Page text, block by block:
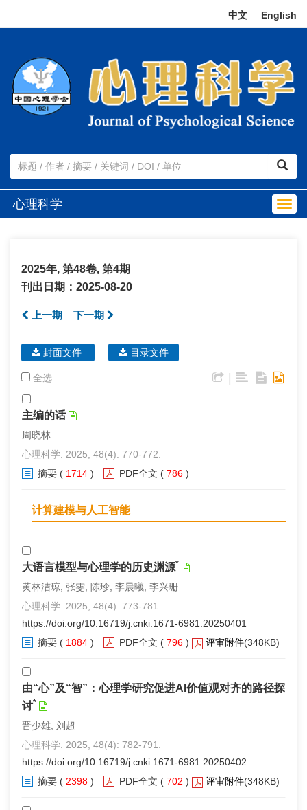
中文 English
心理科学
2025年, 第48卷, 第4期
刊出日期：2025-08-20
上一期 下一期
封面文件 目录文件
全选
主编的话
周晓林
心理科学. 2025, 48(4): 770-772.
摘要 ( 1714 ) PDF全文 ( 786 )
计算建模与人工智能
大语言模型与心理学的历史渊源*
黄林洁琼, 张雯, 陈珍, 李晨曦, 李兴珊
心理科学. 2025, 48(4): 773-781.
https://doi.org/10.16719/j.cnki.1671-6981.20250401
摘要 ( 1884 ) PDF全文 ( 796 ) 评审附件(348KB)
由“心”及“智”：心理学研究促进AI价值观对齐的路径探
讨*
晋少雄, 刘超
心理科学. 2025, 48(4): 782-791.
https://doi.org/10.16719/j.cnki.1671-6981.20250402
摘要 ( 2398 ) PDF全文 ( 702 ) 评审附件(348KB)